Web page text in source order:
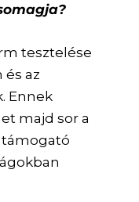
tesztelése
az
Ennek
majd sor a